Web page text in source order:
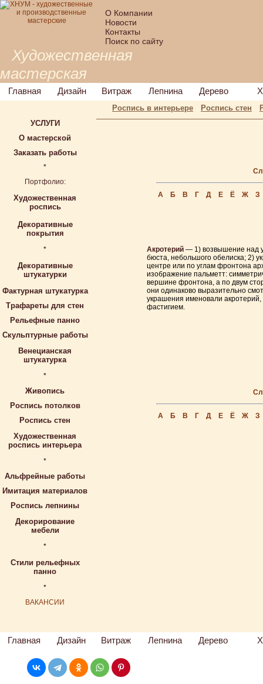
О Компании
Новости
Контакты
Поиск по сайту
Художественная
мастерская
Главная Дизайн Витраж Лепнина Дерево
Роспись в интерьере Роспись стен
УСЛУГИ
О мастерской
Заказать работы
*
Портфолио:
Художественная
роспись
Декоративные
покрытия
*
Декоративные
штукатурки
Фактурная штукатурка
Трафареты для стен
Рельефные панно
Скульптурные работы
Венецианская
штукатурка
*
Живопись
Роспись потолков
Роспись стен
Художественная
роспись интерьера
*
Альфрейные работы
Имитация материалов
Роспись лепнины
Декорирование
мебели
*
Стили рельефных
панно
*
ВАКАНСИИ
А Б В Г Д Е Ё Ж З
Акротерий — 1) возвышение над
бюста, небольшого обелиска; 2)
центре или по углам фронтона
изображение пальметт:
вершине фронтона, а по двум
они одинаково выразительно
украшения именовали
фастигием.
А Б В Г Д Е Ё Ж З
Главная Дизайн Витраж Лепнина Дерево